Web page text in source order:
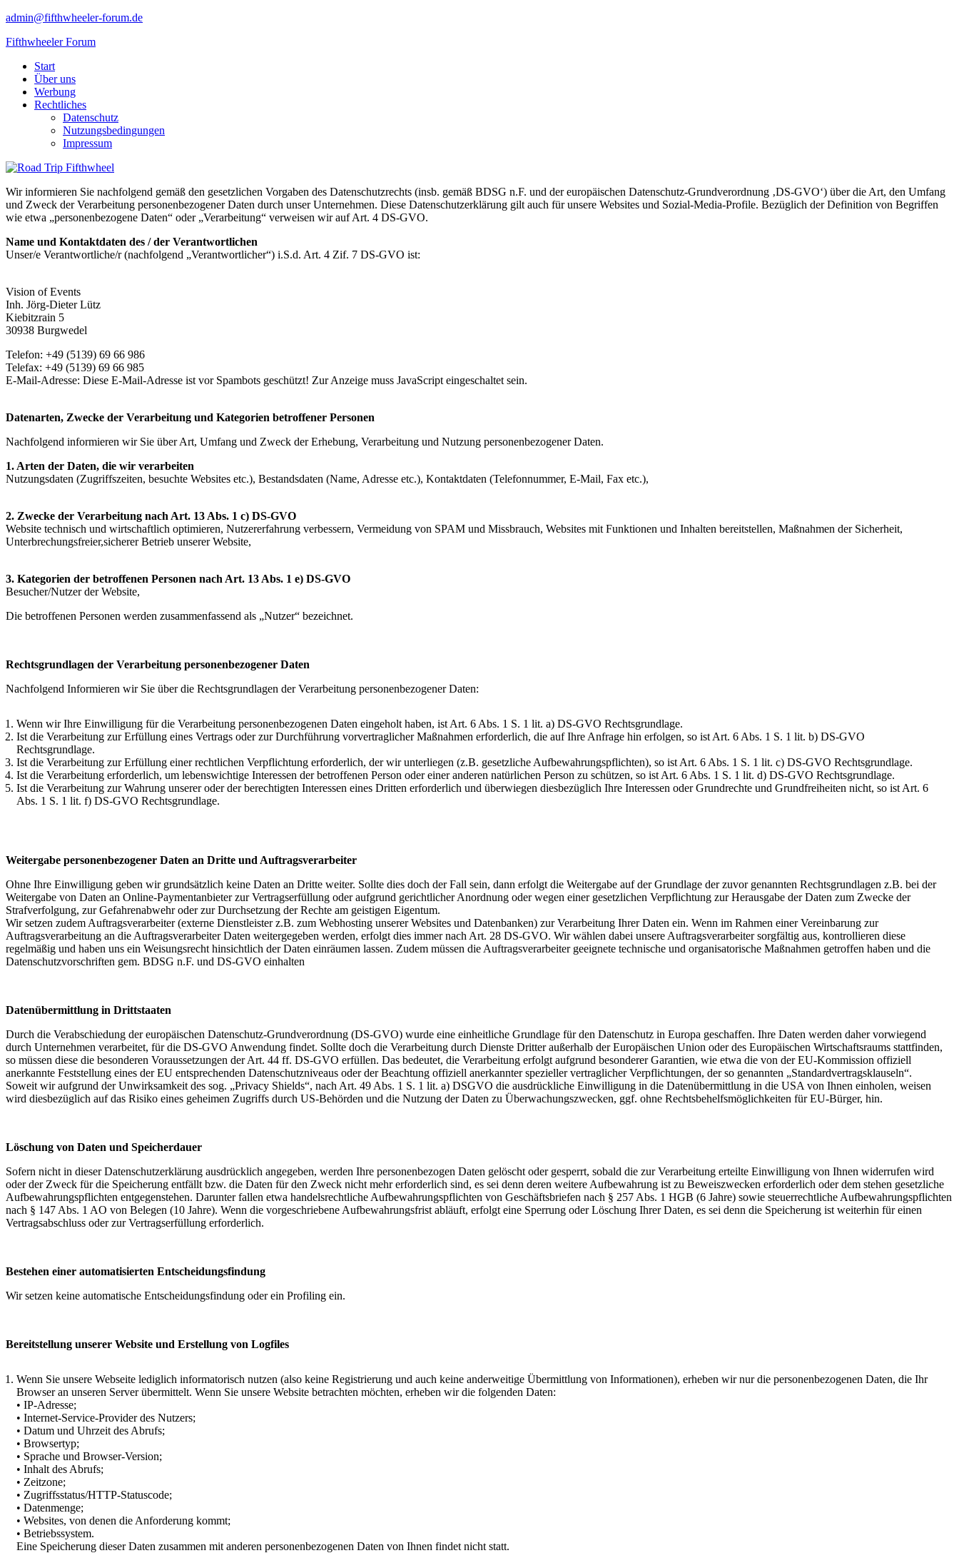
admin@fifthwheeler-forum.de
Fifthwheeler Forum
Start
Über uns
Werbung
Rechtliches
Datenschutz
Nutzungsbedingungen
Impressum
Wir informieren Sie nachfolgend gemäß den gesetzlichen Vorgaben des Datenschutzrechts (insb. gemäß BDSG n.F. und der europäischen Datenschutz-Grundverordnung ‚DS-GVO‘) über die Art, den Umfang
und Zweck der Verarbeitung personenbezogener Daten durch unser Unternehmen. Diese Datenschutzerklärung gilt auch für unsere Websites und Sozial-Media-Profile. Bezüglich der Definition von Begriffen
wie etwa „personenbezogene Daten“ oder „Verarbeitung“ verweisen wir auf Art. 4 DS-GVO.
Name und Kontaktdaten des / der Verantwortlichen
Unser/e Verantwortliche/r (nachfolgend „Verantwortlicher“) i.S.d. Art. 4 Zif. 7 DS-GVO ist:
Vision of Events
Inh. Jörg-Dieter Lütz
Kiebitzrain 5
30938 Burgwedel
Telefon: +49 (5139) 69 66 986
Telefax: +49 (5139) 69 66 985
E-Mail-Adresse: Diese E-Mail-Adresse ist vor Spambots geschützt! Zur Anzeige muss JavaScript eingeschaltet sein.
Datenarten, Zwecke der Verarbeitung und Kategorien betroffener Personen
Nachfolgend informieren wir Sie über Art, Umfang und Zweck der Erhebung, Verarbeitung und Nutzung personenbezogener Daten.
1. Arten der Daten, die wir verarbeiten
Nutzungsdaten (Zugriffszeiten, besuchte Websites etc.), Bestandsdaten (Name, Adresse etc.), Kontaktdaten (Telefonnummer, E-Mail, Fax etc.),
2. Zwecke der Verarbeitung nach Art. 13 Abs. 1 c) DS-GVO
Website technisch und wirtschaftlich optimieren, Nutzererfahrung verbessern, Vermeidung von SPAM und Missbrauch, Websites mit Funktionen und Inhalten bereitstellen, Maßnahmen der Sicherheit,
Unterbrechungsfreier,sicherer Betrieb unserer Website,
3. Kategorien der betroffenen Personen nach Art. 13 Abs. 1 e) DS-GVO
Besucher/Nutzer der Website,
Die betroffenen Personen werden zusammenfassend als „Nutzer“ bezeichnet.
Rechtsgrundlagen der Verarbeitung personenbezogener Daten
Nachfolgend Informieren wir Sie über die Rechtsgrundlagen der Verarbeitung personenbezogener Daten:
Wenn wir Ihre Einwilligung für die Verarbeitung personenbezogenen Daten eingeholt haben, ist Art. 6 Abs. 1 S. 1 lit. a) DS-GVO Rechtsgrundlage.
Ist die Verarbeitung zur Erfüllung eines Vertrags oder zur Durchführung vorvertraglicher Maßnahmen erforderlich, die auf Ihre Anfrage hin erfolgen, so ist Art. 6 Abs. 1 S. 1 lit. b) DS-GVO
Rechtsgrundlage.
Ist die Verarbeitung zur Erfüllung einer rechtlichen Verpflichtung erforderlich, der wir unterliegen (z.B. gesetzliche Aufbewahrungspflichten), so ist Art. 6 Abs. 1 S. 1 lit. c) DS-GVO Rechtsgrundlage.
Ist die Verarbeitung erforderlich, um lebenswichtige Interessen der betroffenen Person oder einer anderen natürlichen Person zu schützen, so ist Art. 6 Abs. 1 S. 1 lit. d) DS-GVO Rechtsgrundlage.
Ist die Verarbeitung zur Wahrung unserer oder der berechtigten Interessen eines Dritten erforderlich und überwiegen diesbezüglich Ihre Interessen oder Grundrechte und Grundfreiheiten nicht, so ist Art. 6
Abs. 1 S. 1 lit. f) DS-GVO Rechtsgrundlage.
Weitergabe personenbezogener Daten an Dritte und Auftragsverarbeiter
Ohne Ihre Einwilligung geben wir grundsätzlich keine Daten an Dritte weiter. Sollte dies doch der Fall sein, dann erfolgt die Weitergabe auf der Grundlage der zuvor genannten Rechtsgrundlagen z.B. bei der
Weitergabe von Daten an Online-Paymentanbieter zur Vertragserfüllung oder aufgrund gerichtlicher Anordnung oder wegen einer gesetzlichen Verpflichtung zur Herausgabe der Daten zum Zwecke der
Strafverfolgung, zur Gefahrenabwehr oder zur Durchsetzung der Rechte am geistigen Eigentum.
Wir setzen zudem Auftragsverarbeiter (externe Dienstleister z.B. zum Webhosting unserer Websites und Datenbanken) zur Verarbeitung Ihrer Daten ein. Wenn im Rahmen einer Vereinbarung zur
Auftragsverarbeitung an die Auftragsverarbeiter Daten weitergegeben werden, erfolgt dies immer nach Art. 28 DS-GVO. Wir wählen dabei unsere Auftragsverarbeiter sorgfältig aus, kontrollieren diese
regelmäßig und haben uns ein Weisungsrecht hinsichtlich der Daten einräumen lassen. Zudem müssen die Auftragsverarbeiter geeignete technische und organisatorische Maßnahmen getroffen haben und die
Datenschutzvorschriften gem. BDSG n.F. und DS-GVO einhalten
Datenübermittlung in Drittstaaten
Durch die Verabschiedung der europäischen Datenschutz-Grundverordnung (DS-GVO) wurde eine einheitliche Grundlage für den Datenschutz in Europa geschaffen. Ihre Daten werden daher vorwiegend
durch Unternehmen verarbeitet, für die DS-GVO Anwendung findet. Sollte doch die Verarbeitung durch Dienste Dritter außerhalb der Europäischen Union oder des Europäischen Wirtschaftsraums stattfinden,
so müssen diese die besonderen Voraussetzungen der Art. 44 ff. DS-GVO erfüllen. Das bedeutet, die Verarbeitung erfolgt aufgrund besonderer Garantien, wie etwa die von der EU-Kommission offiziell
anerkannte Feststellung eines der EU entsprechenden Datenschutzniveaus oder der Beachtung offiziell anerkannter spezieller vertraglicher Verpflichtungen, der so genannten „Standardvertragsklauseln“.
Soweit wir aufgrund der Unwirksamkeit des sog. „Privacy Shields“, nach Art. 49 Abs. 1 S. 1 lit. a) DSGVO die ausdrückliche Einwilligung in die Datenübermittlung in die USA von Ihnen einholen, weisen
wird diesbezüglich auf das Risiko eines geheimen Zugriffs durch US-Behörden und die Nutzung der Daten zu Überwachungszwecken, ggf. ohne Rechtsbehelfsmöglichkeiten für EU-Bürger, hin.
Löschung von Daten und Speicherdauer
Sofern nicht in dieser Datenschutzerklärung ausdrücklich angegeben, werden Ihre personenbezogen Daten gelöscht oder gesperrt, sobald die zur Verarbeitung erteilte Einwilligung von Ihnen widerrufen wird
oder der Zweck für die Speicherung entfällt bzw. die Daten für den Zweck nicht mehr erforderlich sind, es sei denn deren weitere Aufbewahrung ist zu Beweiszwecken erforderlich oder dem stehen gesetzliche
Aufbewahrungspflichten entgegenstehen. Darunter fallen etwa handelsrechtliche Aufbewahrungspflichten von Geschäftsbriefen nach § 257 Abs. 1 HGB (6 Jahre) sowie steuerrechtliche Aufbewahrungspflichten
nach § 147 Abs. 1 AO von Belegen (10 Jahre). Wenn die vorgeschriebene Aufbewahrungsfrist abläuft, erfolgt eine Sperrung oder Löschung Ihrer Daten, es sei denn die Speicherung ist weiterhin für einen
Vertragsabschluss oder zur Vertragserfüllung erforderlich.
Bestehen einer automatisierten Entscheidungsfindung
Wir setzen keine automatische Entscheidungsfindung oder ein Profiling ein.
Bereitstellung unserer Website und Erstellung von Logfiles
Wenn Sie unsere Webseite lediglich informatorisch nutzen (also keine Registrierung und auch keine anderweitige Übermittlung von Informationen), erheben wir nur die personenbezogenen Daten, die Ihr
Browser an unseren Server übermittelt. Wenn Sie unsere Website betrachten möchten, erheben wir die folgenden Daten:
• IP-Adresse;
• Internet-Service-Provider des Nutzers;
• Datum und Uhrzeit des Abrufs;
• Browsertyp;
• Sprache und Browser-Version;
• Inhalt des Abrufs;
• Zeitzone;
• Zugriffsstatus/HTTP-Statuscode;
• Datenmenge;
• Websites, von denen die Anforderung kommt;
• Betriebssystem.
Eine Speicherung dieser Daten zusammen mit anderen personenbezogenen Daten von Ihnen findet nicht statt.